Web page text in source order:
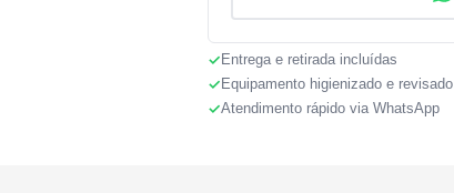
Entrega e retirada incluídas
Equipamento higienizado e revisado
Atendimento rápido via WhatsApp